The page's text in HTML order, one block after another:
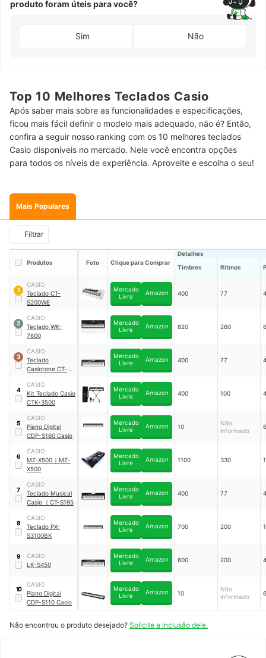
produto foram úteis para você?
Sim Não
Top 10 Melhores Teclados Casio
Após saber mais sobre as funcionalidades e especificações,
ficou mais fácil definir o modelo mais adequado, não é? Então,
confira a seguir nosso ranking com os 10 melhores teclados
Casio disponíveis no mercado. Nele você encontra opções
para todos os níveis de experiência. Aproveite e escolha o seu!
Mais Populares
Filtrar
Produtos Foto Clique para Comprar
Detalhes
Timbres
Ritmos
1
CASIO
Teclado CT-
S200WE
Mercado
Livre
Amazon 400 77
2
CASIO
Teclado WK-
7600
Mercado
Livre
Amazon 820 260
3
CASIO
Teclado
Casiotone CT-
Mercado
Livre
Amazon 400 77
4
CASIO
Kit Teclado Casio
CTK-3500
Mercado
Livre
Amazon 400 100
5
CASIO
Piano Digital
CDP-S160 Casio
Mercado
Livre
Amazon 10
Não
informado
6
CASIO
MZ-X500 ｜ MZ-
X500
Mercado
Livre
Amazon 1100 330
7
CASIO
Teclado Musical
Casio ｜ CT-S195
Mercado
Livre
Amazon 400 77
8
CASIO
Teclado PX-
S3100BK
Mercado
Livre
Amazon 700 200
9
CASIO
LK-S450
Mercado
Livre
Amazon 600 200
10
CASIO
Piano Digital
CDP-S110 Casio
Mercado
Livre
Amazon 10
Não
informado
Não encontrou o produto desejado? Solicite a inclusão dele.